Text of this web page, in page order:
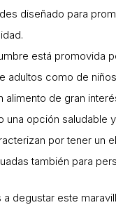
diseñado para
está promovida
adultos como de
alimento de gran
una opción saludable
por tener un
también para
a degustar este